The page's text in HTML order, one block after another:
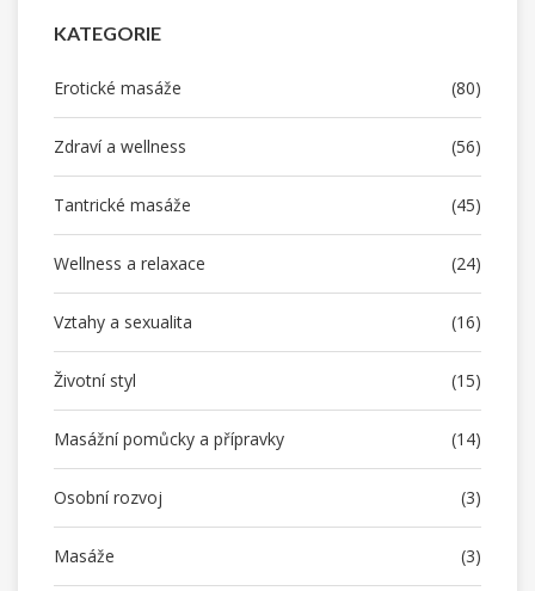
KATEGORIE
Erotické masáže (80)
Zdraví a wellness (56)
Tantrické masáže (45)
Wellness a relaxace (24)
Vztahy a sexualita (16)
Životní styl (15)
Masážní pomůcky a přípravky (14)
Osobní rozvoj (3)
Masáže (3)